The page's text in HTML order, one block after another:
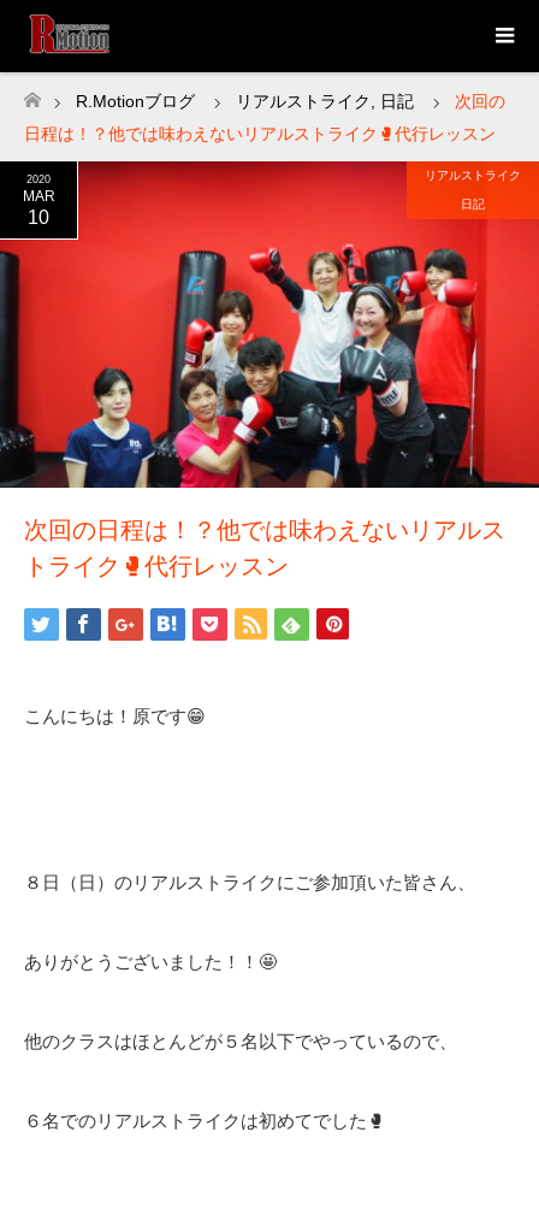
ホーム
R.Motionブログ リアルストライク 日記
次回の
日程は！？他では味わえないリアルストライク🥊代行レッスン
2020
MAR
10
リアルストライク
日記
次回の日程は！？他では味わえないリアルス
トライク🥊代行レッスン
こんにちは！原です😁
８日（日）のリアルストライクにご参加頂いた皆さん、
ありがとうございました！！🤩
他のクラスはほとんどが５名以下でやっているので、
６名でのリアルストライクは初めてでした🥊